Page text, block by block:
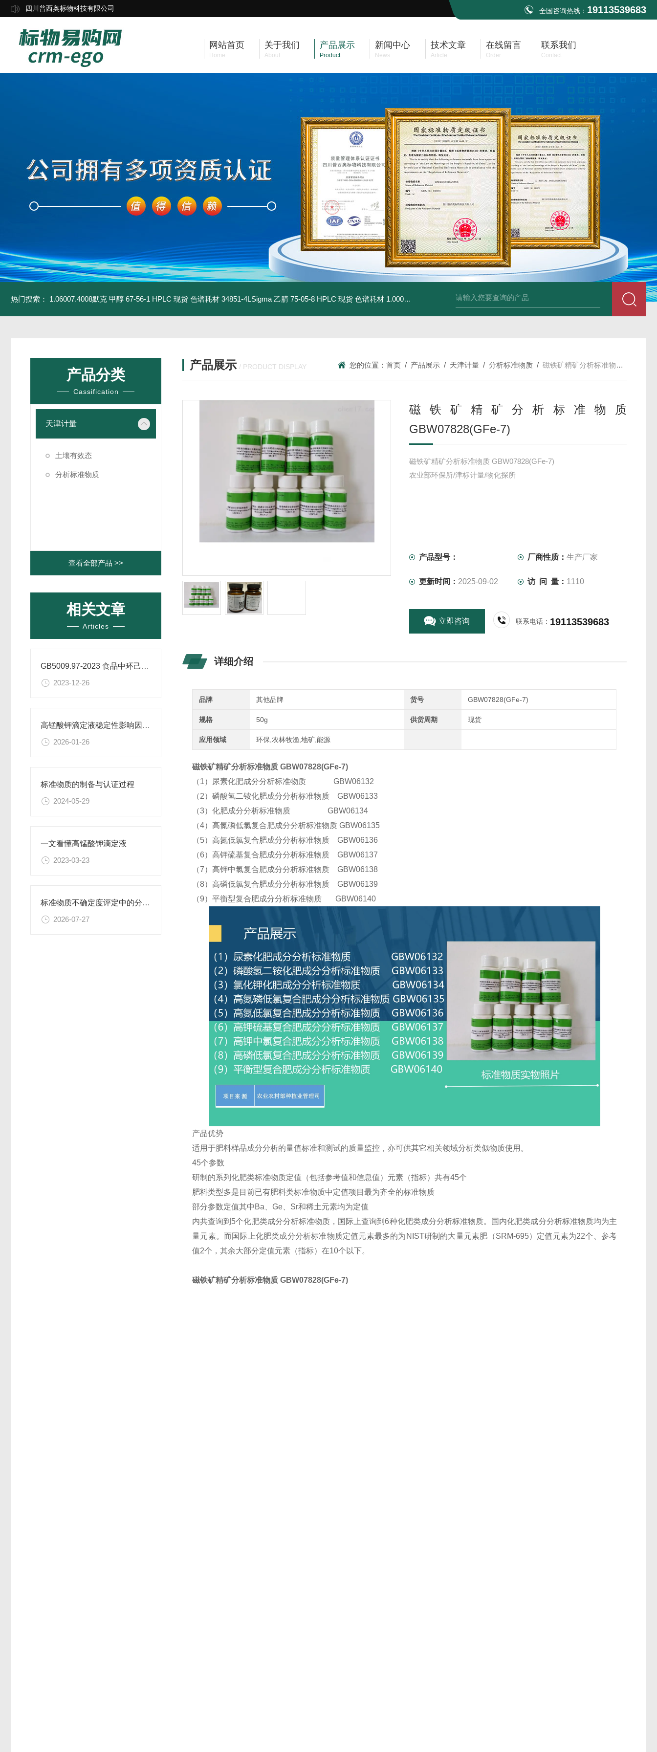
四川普西奥标物科技有限公司 全国咨询热线： 19113539683
网站首页
Home
关于我们
About
产品展示
Product
新闻中心
News
技术文章
Article
在线留言
Order
联系我们
Contact
热门搜索： 1.06007.4008默克 甲醇 67-56-1 HPLC 现货 色谱耗材 34851-4LSigma 乙腈 75-05-8 HPLC 现货 色谱耗材 1.00030.4008默克 乙腈 75-05-8 HPLC 现货 色谱耗材 34860-4L-Rsigma 甲醇 67-
产品分类
Cassification
天津计量
土壤有效态
分析标准物质
查看全部产品 >>
相关文章
Articles
GB5009.97-2023 食品中环己基氨基磺酸盐的测定标准
2023-12-26
高锰酸钾滴定液稳定性影响因素及保存期限研究
2026-01-26
标准物质的制备与认证过程
2024-05-29
一文看懂高锰酸钾滴定液
2023-03-23
标准物质不确定度评定中的分量识别与量化计算方法
2026-07-27
产品展示 / PRODUCT DISPLAY 您的位置：首页 / 产品展示 / 天津计量 /分析标准物质 /磁铁矿精矿分析标准物质 GBW07828(GFe-7)
磁铁矿精矿分析标准物质
GBW07828(GFe-7)
磁铁矿精矿分析标准物质 GBW07828(GFe-7)
农业部环保所/津标计量/物化探所
产品型号： 厂商性质：生产厂家
更新时间： 2025-09-02 访 问 量： 1110
立即咨询 联系电话： 19113539683
详细介绍
品牌 其他品牌 货号 GBW07828(GFe-7)
规格 50g 供货周期 现货
应用领域 环保,农林牧渔,地矿,能源
磁铁矿精矿分析标准物质 GBW07828(GFe-7)
（1）尿素化肥成分分析标准物质 GBW06132
（2）磷酸氢二铵化肥成分分析标准物质 GBW06133
（3）化肥成分分析标准物质 GBW06134
（4）高氮磷低氯复合肥成分分析标准物质 GBW06135
（5）高氮低氯复合肥成分分析标准物质 GBW06136
（6）高钾硫基复合肥成分分析标准物质 GBW06137
（7）高钾中氯复合肥成分分析标准物质 GBW06138
（8）高磷低氯复合肥成分分析标准物质 GBW06139
（9）平衡型复合肥成分分析标准物质 GBW06140
产品优势
适用于肥料样品成分分析的量值标准和测试的质量监控，亦可供其它相关领域分析类似物质使用。
45个参数
研制的系列化肥类标准物质定值（包括参考值和信息值）元素（指标）共有45个
肥料类型多是目前已有肥料类标准物质中定值项目最为齐全的标准物质
部分参数定值其中Ba、Ge、Sr和稀土元素均为定值
内共查询到5个化肥类成分分析标准物质，国际上查询到6种化肥类成分分析标准物质。国内化肥类成分分析标准物质均为主
量元素。而国际上化肥类成分分析标准物质定值元素最多的为NIST研制的大量元素肥（SRM-695）定值元素为22个、参考
值2个，其余大部分定值元素（指标）在10个以下。
磁铁矿精矿分析标准物质 GBW07828(GFe-7)